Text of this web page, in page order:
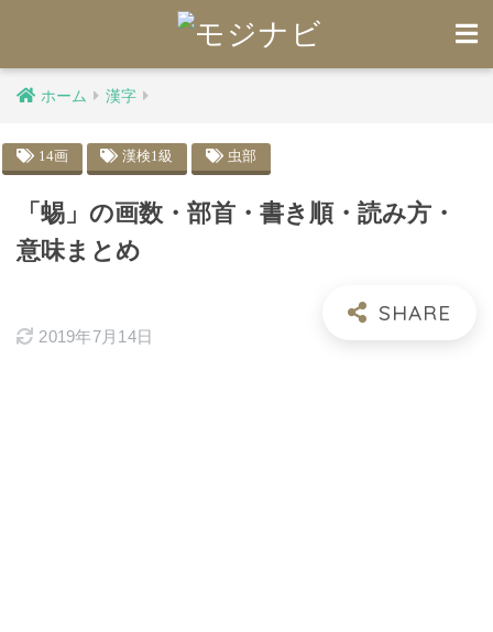
ホーム 漢字
14画 漢検1級 虫部
「蜴」の画数・部首・書き順・読み方・
意味まとめ
2019年7月14日